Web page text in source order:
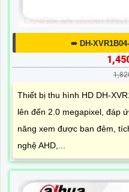
➠ DH-
Thiết bị thu hình HD DH-
lên đến 2.0 megapixel, đáp
năng xem được ban đêm,
nghệ AHD,...